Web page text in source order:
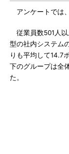
アンケートでは
従業員数501人以
型の社内システム
りも平均して14.7
下のグループは全
た。